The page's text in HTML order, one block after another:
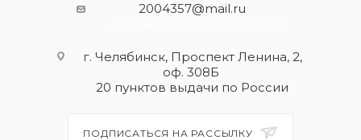
2004357@mail.ru
г. Челябинск, Проспект Ленина, 2,
оф. 308Б
20 пунктов выдачи по России
ПОДПИСАТЬСЯ НА РАССЫЛКУ